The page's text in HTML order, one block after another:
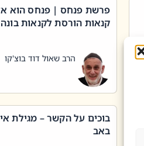
פרשת פנחס | פנחס הוא
קנאות הורסת לקנאות בונה
הרב שאול דוד בוצ'קו
בוכים על הקשר – מגילת
באב